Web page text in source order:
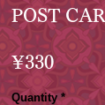
POST
¥330Price
Quantity *